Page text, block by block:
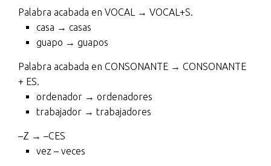
Palabra acabada en VOCAL → VOCAL+S.
casa → casas
guapo → guapos
Palabra acabada en CONSONANTE → CONSONANTE
+ ES.
ordenador → ordenadores
trabajador → trabajadores
–Z → –CES
vez – veces